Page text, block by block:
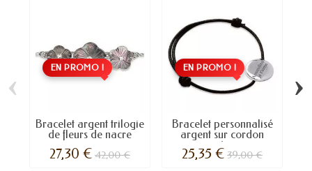
EN PROMO !
Bracelet argent trilogie
de fleurs de nacre
27,30 € 42,00 €
EN PROMO !
Bracelet personnalisé
argent sur cordon
coton
25,35 € 39,00 €
‹ ›